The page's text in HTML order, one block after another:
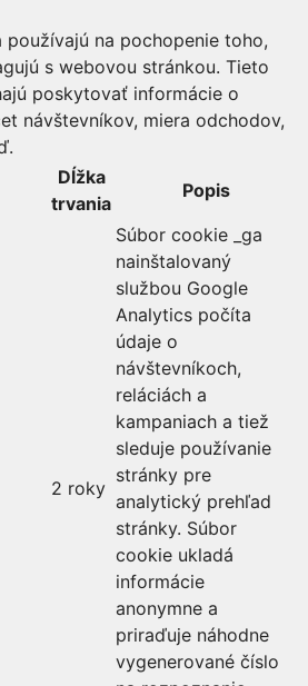
na pochopenie toho,
s webovou stránkou. Tieto
poskytovať informácie o
návštevníkov, miera odchodov,
Dĺžka
trvania
Popis
2 roky
Súbor cookie _ga
nainštalovaný
službou Google
Analytics počíta
údaje o
návštevníkoch,
reláciách a
kampaniach a tiež
sleduje používanie
stránky pre
analytický prehľad
stránky. Súbor
cookie ukladá
informácie
anonymne a
priraďuje náhodne
vygenerované číslo